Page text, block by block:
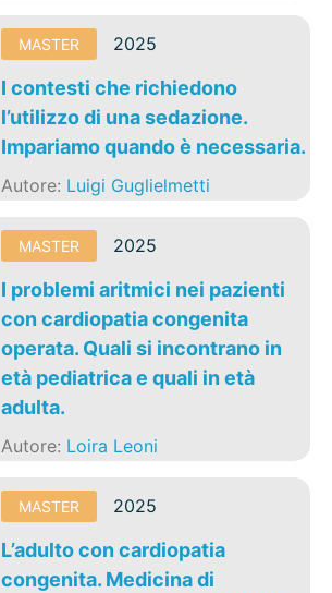
MASTER 2025
I contesti che richiedono
l’utilizzo di una sedazione.
Impariamo quando è necessaria.
Autore: Luigi Guglielmetti
MASTER 2025
I problemi aritmici nei pazienti
con cardiopatia congenita
operata. Quali si incontrano in
età pediatrica e quali in età
adulta.
Autore: Loira Leoni
MASTER 2025
L’adulto con cardiopatia
congenita. Medicina di